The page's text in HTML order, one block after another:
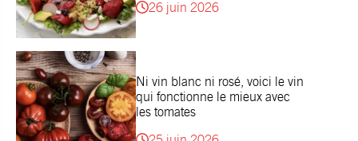
26 juin 2026
Ni vin blanc ni rosé, voici le vin
qui fonctionne le mieux avec
les tomates